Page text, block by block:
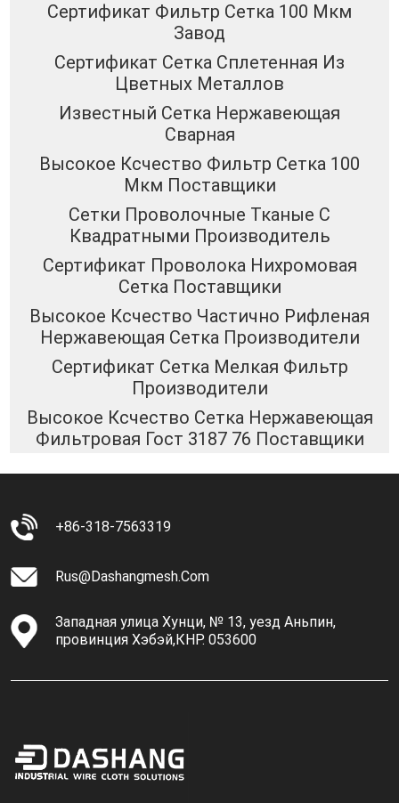
Сертификат Фильтр Сетка 100 Мкм
Завод
Сертификат Сетка Сплетенная Из
Цветных Металлов
Известный Сетка Нержавеющая
Сварная
Высокое Ксчество Фильтр Сетка 100
Мкм Поставщики
Сетки Проволочные Тканые С
Квадратными Производитель
Сертификат Проволока Нихромовая
Сетка Поставщики
Высокое Ксчество Частично Рифленая
Нержавеющая Сетка Производители
Сертификат Сетка Мелкая Фильтр
Производители
Высокое Ксчество Сетка Нержавеющая
Фильтровая Гост 3187 76 Поставщики
+86-318-7563319
Rus@dashangmesh.com
Западная улица Хунци, № 13, уезд Аньпин,
провинция Хэбэй,КНР. 053600